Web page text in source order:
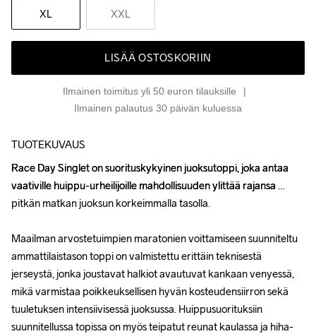
XL XXL
LISÄÄ OSTOSKORIIN
Ilmainen toimitus yli 50 euron tilauksille
Ilmainen palautus 30 päivän kuluessa
TUOTEKUVAUS
Race Day Singlet on suorituskykyinen juoksutoppi, joka antaa
vaativille huippu-urheilijoille mahdollisuuden ylittää rajansa
pitkän matkan juoksun korkeimmalla tasolla.
Maailman arvostetuimpien maratonien voittamiseen suunniteltu
ammattilaistason toppi on valmistettu erittäin teknisestä
jerseystä, jonka joustavat halkiot avautuvat kankaan venyessä,
mikä varmistaa poikkeuksellisen hyvän kosteudensiirron sekä
tuuletuksen intensiivisessä juoksussa. Huippusuorituksiin
suunnitellussa topissa on myös teipatut reunat kaulassa ja hiha-
Race Day Singlet on suorituskykyinen juoksutoppi, joka antaa
vaativille huippu-urheilijoille mahdollisuuden ylittää rajansa
pitkän matkan juoksun korkeimmalla tasolla.
Maailman arvostetuimpien maratonien voittamiseen suunniteltu
ammattilaistason toppi on valmistettu erittäin teknisestä
jerseystä, jonka joustavat halkiot avautuvat kankaan venyessä,
mikä varmistaa poikkeuksellisen hyvän kosteudensiirron sekä
tuuletuksen intensiivisessä juoksussa. Huippusuorituksiin
suunnitellussa topissa on myös teipatut reunat kaulassa ja hiha-